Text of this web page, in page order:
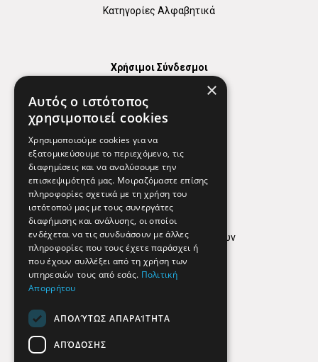
Κατηγορίες Αλφαβητικά
Χρήσιμοι Σύνδεσμοι
Χρήσιμα Τηλέφωνα
Εφημερεύοντα Φαρμακεία
Απόρρητο
Όροι Χρήσης
Πολιτική προστασίας δεδομένων
Findhere
Social Media
×
Αυτός ο ιστότοπος
χρησιμοποιεί cookies
Χρησιμοποιούμε cookies για να
εξατομικεύσουμε το περιεχόμενο, τις
διαφημίσεις και να αναλύσουμε την
επισκεψιμότητά μας. Μοιραζόμαστε επίσης
πληροφορίες σχετικά με τη χρήση του
ιστότοπού μας με τους συνεργάτες
διαφήμισης και ανάλυσης, οι οποίοι
ενδέχεται να τις συνδυάσουν με άλλες
πληροφορίες που τους έχετε παράσχει ή
που έχουν συλλέξει από τη χρήση των
υπηρεσιών τους από εσάς. Πολιτική
Απορρήτου
ΑΠΟΛΎΤΩΣ ΑΠΑΡΑΊΤΗΤΑ
ΑΠΌΔΟΣΗΣ